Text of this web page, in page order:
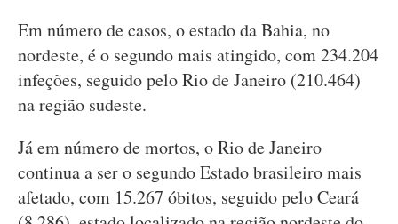
Em número de casos, o estado da Bahia, no
nordeste, é o segundo mais atingido, com 234.204
infeções, seguido pelo Rio de Janeiro (210.464)
na região sudeste.
Já em número de mortos, o Rio de Janeiro
continua a ser o segundo Estado brasileiro mais
afetado, com 15.267 óbitos, seguido pelo Ceará